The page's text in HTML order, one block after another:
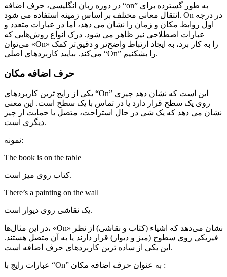
در دوره زبان انگلیسی، حرف اضافه “on” به طور گسترده برای
انتقال معانی مختلف بر اساس زمینه استفاده می شود. On در درجه
اول روابط مکان و زمان را نشان می دهد، اما در عبارات متعدد و
عبارات اصطلاحی نیز ظاهر می شود. درک انواع روش‌هایی که
می‌توان «On» را به کار برد، به ایجاد ارتباط واضح‌تر و دقیق‌تر کمک
می‌کند. بیایید کاربردهای اصلی “On” را بشکنیم.
حرف اضافه مکان
یکی از رایج ترین کاربردهای “On” این است که نشان دهد چیزی
روی یک سطح قرار دارد یا در تماس با یک سطح است. این معنی
نشان می دهد که یک شی در حال استراحت، متصل یا حمایت از چیز
دیگری است.
نمونه:
The book is on the table
کتاب روی میز است.
There’s a painting on the wall
یک نقاشی روی دیوار است.
در این مثال‌ها، «On» نشان می‌دهد که اشیاء (کتاب و نقاشی) از نظر
فیزیکی روی سطوح (میز و دیوار) قرار دارند یا به آن متصل هستند.
این یکی از ساده ترین کاربردهای حرف اضافه است.
عبارات رایج با “On” به عنوان حرف اضافه مکان :